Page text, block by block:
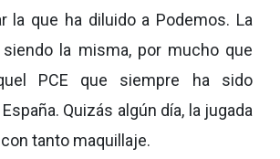
la que ha diluido a Podemos. La
la misma, por mucho que
PCE que siempre ha sido
Quizás algún día, la jugada
tanto maquillaje.